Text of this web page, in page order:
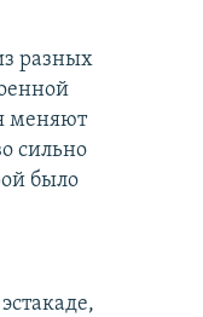
разных
меняют
сильно
было